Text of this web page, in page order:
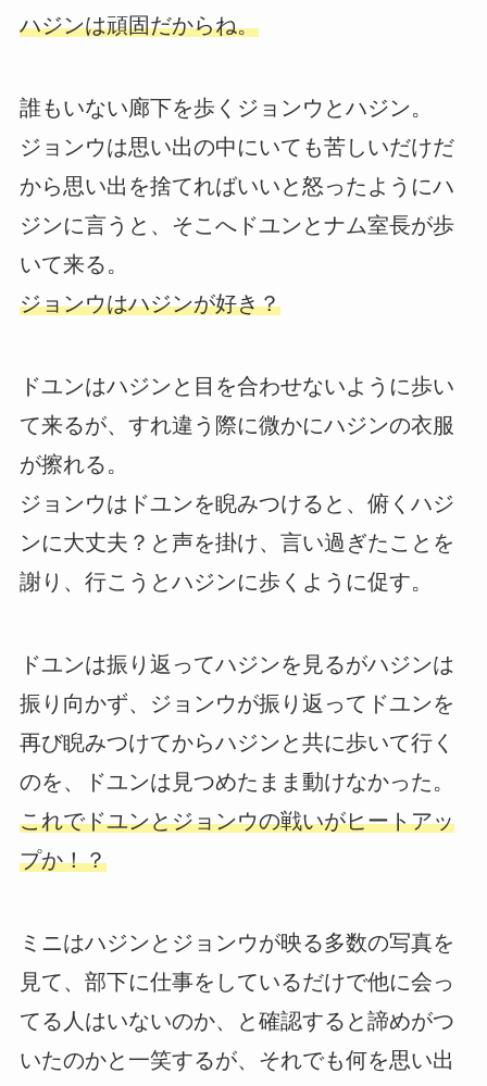
ハジンは頑固だからね。
誰もいない廊下を歩くジョンウとハジン。
ジョンウは思い出の中にいても苦しいだけだ
から思い出を捨てればいいと怒ったようにハ
ジンに言うと、そこへドユンとナム室長が歩
いて来る。
ジョンウはハジンが好き？
ドユンはハジンと目を合わせないように歩い
て来るが、すれ違う際に微かにハジンの衣服
が擦れる。
ジョンウはドユンを睨みつけると、俯くハジ
ンに大丈夫？と声を掛け、言い過ぎたことを
謝り、行こうとハジンに歩くように促す。
ドユンは振り返ってハジンを見るがハジンは
振り向かず、ジョンウが振り返ってドユンを
再び睨みつけてからハジンと共に歩いて行く
のを、ドユンは見つめたまま動けなかった。
これでドユンとジョンウの戦いがヒートアッ
プか！？
ミニはハジンとジョンウが映る多数の写真を
見て、部下に仕事をしているだけで他に会っ
てる人はいないのか、と確認すると諦めがつ
いたのかと一笑するが、それでも何を思い出